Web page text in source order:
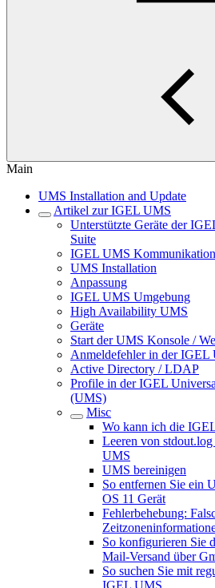
Main
UMS Installation and Update
Artikel zur IGEL UMS
Unterstützte Geräte der
Suite
IGEL UMS
UMS Installation
Anpassung
IGEL UMS Umgebung
High Availability UMS
Geräte
Start der UMS Konsole /
Anmeldefehler in der IGEL
Active Directory / LDAP
Profile in der IGEL
(UMS)
Misc
Wo kann ich die
Leeren von
UMS
UMS bereinigen
So entfernen Sie ein
OS 11 Gerät
Fehlerbehebung:
So konfigurieren Sie
Mail-Versand über
So suchen Sie mit
IGEL UMS